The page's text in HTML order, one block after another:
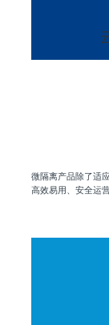
微隔离产品除了适
高效易用、安全运